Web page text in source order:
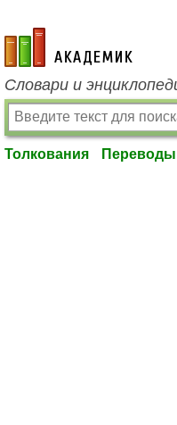
academic.ru
Словари и
Толкования Переводы